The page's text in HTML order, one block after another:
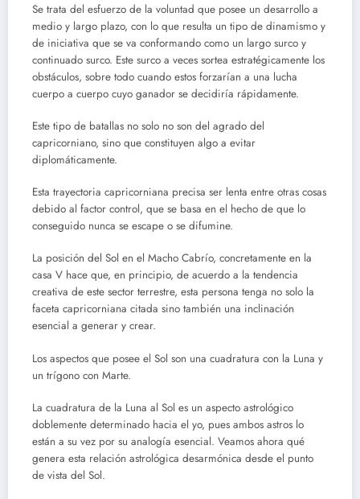
Se trata del esfuerzo de la voluntad que posee un desarrollo a
medio y largo plazo, con lo que resulta un tipo de dinamismo y
de iniciativa que se va conformando como un largo surco y
continuado surco. Este surco a veces sortea estratégicamente los
obstáculos, sobre todo cuando estos forzarían a una lucha
cuerpo a cuerpo cuyo ganador se decidiría rápidamente.
Este tipo de batallas no solo no son del agrado del
capricorniano, sino que constituyen algo a evitar
diplomáticamente.
Esta trayectoria capricorniana precisa ser lenta entre otras cosas
debido al factor control, que se basa en el hecho de que lo
conseguido nunca se escape o se difumine.
La posición del Sol en el Macho Cabrío, concretamente en la
casa V hace que, en principio, de acuerdo a la tendencia
creativa de este sector terrestre, esta persona tenga no solo la
faceta capricorniana citada sino también una inclinación
esencial a generar y crear.
Los aspectos que posee el Sol son una cuadratura con la Luna y
un trígono con Marte.
La cuadratura de la Luna al Sol es un aspecto astrológico
doblemente determinado hacia el yo, pues ambos astros lo
están a su vez por su analogía esencial. Veamos ahora qué
genera esta relación astrológica desarmónica desde el punto
de vista del Sol.